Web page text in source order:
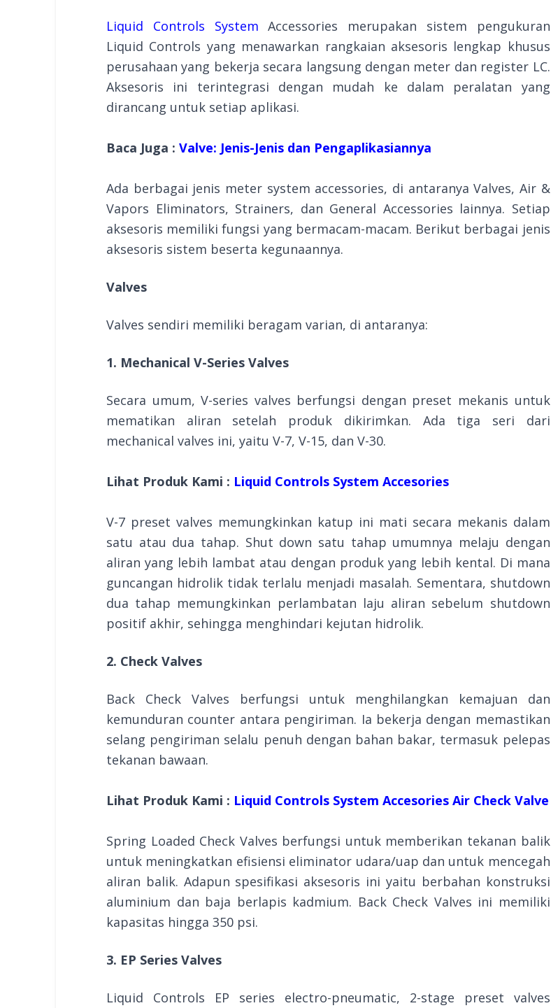
Liquid Controls System Accessories merupakan sistem pengukuran
Liquid Controls yang menawarkan rangkaian aksesoris lengkap khusus
perusahaan yang bekerja secara langsung dengan meter dan register LC.
Aksesoris ini terintegrasi dengan mudah ke dalam peralatan yang
dirancang untuk setiap aplikasi.
Baca Juga : Valve: Jenis-Jenis dan Pengaplikasiannya
Ada berbagai jenis meter system accessories, di antaranya Valves, Air &
Vapors Eliminators, Strainers, dan General Accessories lainnya. Setiap
aksesoris memiliki fungsi yang bermacam-macam. Berikut berbagai jenis
aksesoris sistem beserta kegunaannya.
Valves
Valves sendiri memiliki beragam varian, di antaranya:
1. Mechanical V-Series Valves
Secara umum, V-series valves berfungsi dengan preset mekanis untuk
mematikan aliran setelah produk dikirimkan. Ada tiga seri dari
mechanical valves ini, yaitu V-7, V-15, dan V-30.
Lihat Produk Kami : Liquid Controls System Accesories
V-7 preset valves memungkinkan katup ini mati secara mekanis dalam
satu atau dua tahap. Shut down satu tahap umumnya melaju dengan
aliran yang lebih lambat atau dengan produk yang lebih kental. Di mana
guncangan hidrolik tidak terlalu menjadi masalah. Sementara, shutdown
dua tahap memungkinkan perlambatan laju aliran sebelum shutdown
positif akhir, sehingga menghindari kejutan hidrolik.
2. Check Valves
Back Check Valves berfungsi untuk menghilangkan kemajuan dan
kemunduran counter antara pengiriman. Ia bekerja dengan memastikan
selang pengiriman selalu penuh dengan bahan bakar, termasuk pelepas
tekanan bawaan.
Lihat Produk Kami : Liquid Controls System Accesories Air Check Valve
Spring Loaded Check Valves berfungsi untuk memberikan tekanan balik
untuk meningkatkan efisiensi eliminator udara/uap dan untuk mencegah
aliran balik. Adapun spesifikasi aksesoris ini yaitu berbahan konstruksi
aluminium dan baja berlapis kadmium. Back Check Valves ini memiliki
kapasitas hingga 350 psi.
3. EP Series Valves
Liquid Controls EP series electro-pneumatic, 2-stage preset valves